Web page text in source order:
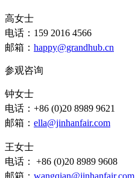
高女士
电话：159 2016 4566
邮箱： happy@grandhub.cn
参观咨询
钟女士
电话：+86 (0)20 8989 9621
邮箱： ella@jinhanfair.com
王女士
电话： +86 (0)20 8989 9608
邮箱： wangqian@jinhanfair.com